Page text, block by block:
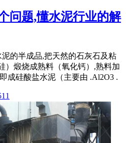
问题,懂水泥行业的解
泥的半成品,把天然的石灰石及粘
）煅烧成熟料（氧化钙）,熟料加
成硅酸盐水泥（主要由 .Al2O3 .